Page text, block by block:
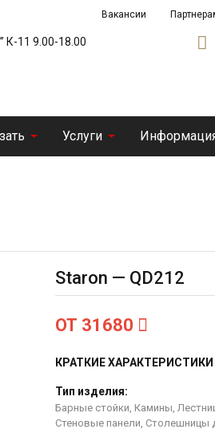
Вакансии
К-11 9.00-18.00
Услуги
Staron — QD212
ОТ 31680
КРАТКИЕ ХАРАКТЕРИСТИКИ
Тип изделия:
Барные стойки, Камины,
Стеновые панели, Столешницы